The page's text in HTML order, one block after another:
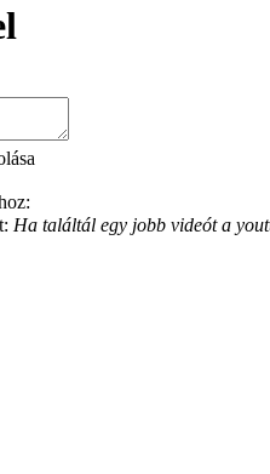
Ha találtál egy jobb videót a